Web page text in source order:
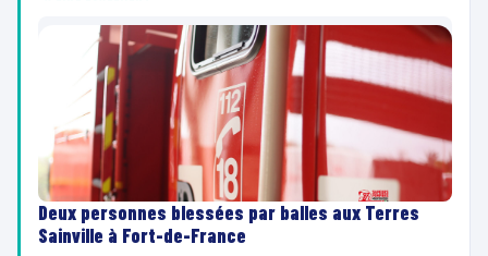
Deux personnes blessées par balles aux Terres
Sainville à Fort-de-France